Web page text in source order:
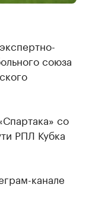
союза
со
РПЛ Кубка
канале